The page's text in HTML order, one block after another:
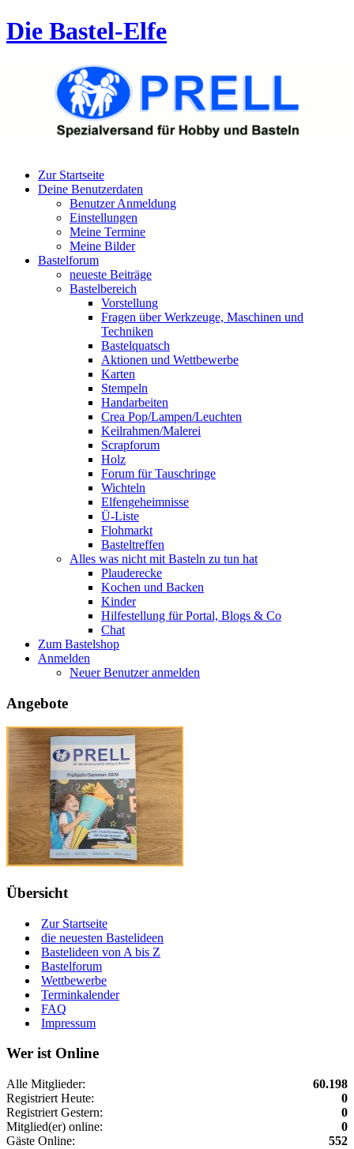
Die Bastel-Elfe
Zur Startseite
Deine Benutzerdaten
Benutzer Anmeldung
Einstellungen
Meine Termine
Meine Bilder
Bastelforum
neueste Beiträge
Bastelbereich
Vorstellung
Fragen über Werkzeuge, Maschinen und
Techniken
Bastelquatsch
Aktionen und Wettbewerbe
Karten
Stempeln
Handarbeiten
Crea Pop/Lampen/Leuchten
Keilrahmen/Malerei
Scrapforum
Holz
Forum für Tauschringe
Wichteln
Elfengeheimnisse
Ü-Liste
Flohmarkt
Basteltreffen
Alles was nicht mit Basteln zu tun hat
Plauderecke
Kochen und Backen
Kinder
Hilfestellung für Portal, Blogs & Co
Chat
Zum Bastelshop
Anmelden
Neuer Benutzer anmelden
Angebote
Übersicht
Zur Startseite
die neuesten Bastelideen
Bastelideen von A bis Z
Bastelforum
Wettbewerbe
Terminkalender
FAQ
Impressum
Wer ist Online
Alle Mitglieder:
60.198
Registriert Heute:
0
Registriert Gestern:
0
Mitglied(er) online:
0
Gäste Online:
552